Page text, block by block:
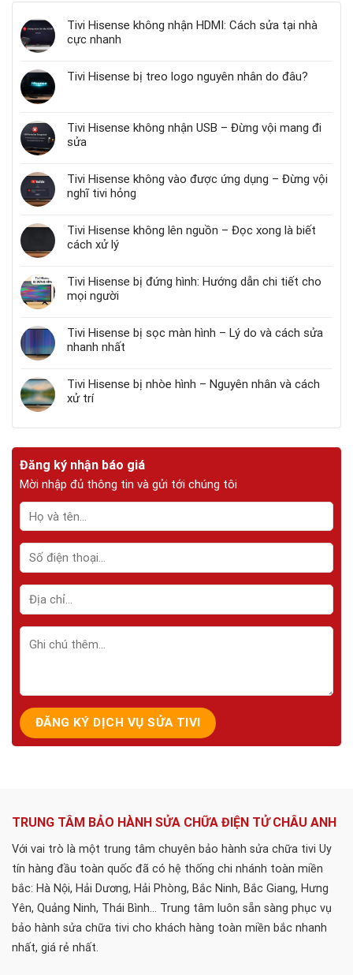
Tivi Hisense không nhận HDMI: Cách sửa tại nhà
cực nhanh
Tivi Hisense bị treo logo nguyên nhân do đâu?
Tivi Hisense không nhận USB – Đừng vội mang đi
sửa
Tivi Hisense không vào được ứng dụng – Đừng vội
nghĩ tivi hỏng
Tivi Hisense không lên nguồn – Đọc xong là biết
cách xử lý
Tivi Hisense bị đứng hình: Hướng dẫn chi tiết cho
mọi người
Tivi Hisense bị sọc màn hình – Lý do và cách sửa
nhanh nhất
Tivi Hisense bị nhòe hình – Nguyên nhân và cách
xử trí
Đăng ký nhận báo giá
Mời nhập đủ thông tin và gửi tới chúng tôi
TRUNG TÂM BẢO HÀNH SỬA CHỮA ĐIỆN TỬ CHÂU ANH
Với vai trò là một trung tâm chuyên bảo hành sửa chữa tivi Uy
tín hàng đầu toàn quốc đã có hệ thống chi nhánh toàn miền
bắc: Hà Nội, Hải Dương, Hải Phòng, Bắc Ninh, Bắc Giang, Hưng
Yên, Quảng Ninh, Thái Bình... Trung tâm luôn sẵn sàng phục vụ
bảo hành sửa chữa tivi cho khách hàng toàn miền bắc nhanh
nhất, giá rẻ nhất.